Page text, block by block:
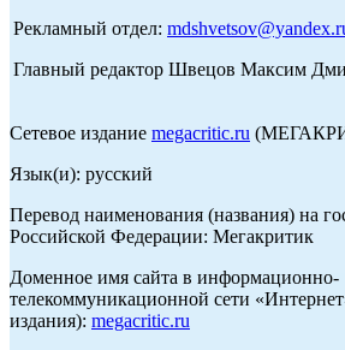
Рекламный отдел:
Главный редактор Швецов Максим
Сетевое издание megacritic.ru
Язык(и): русский
Перевод наименования (названия) на
Российской Федерации: Мегакритик
Доменное имя сайта в информационно-
телекоммуникационной сети
издания): megacritic.ru